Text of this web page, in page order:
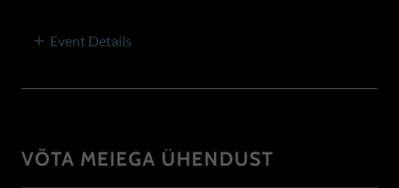
Event Details
VÕTA MEIEGA ÜHENDUST